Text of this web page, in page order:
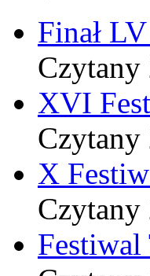
Finał
Czytany
XVI
Czytany
X
Czytany